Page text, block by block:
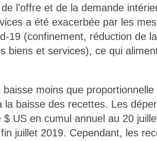
l’offre et de la demande
a été exacerbée par les
19 (confinement, réduction de
biens et services), ce qui
moins que
la baisse des recettes. Les
$ US en cumul annuel au 20
juillet 2019. Cependant, les